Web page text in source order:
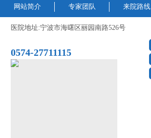
网站简介 专家团队 来院路线
医院地址:宁波市海曙区丽园南路526号
0574-27711115